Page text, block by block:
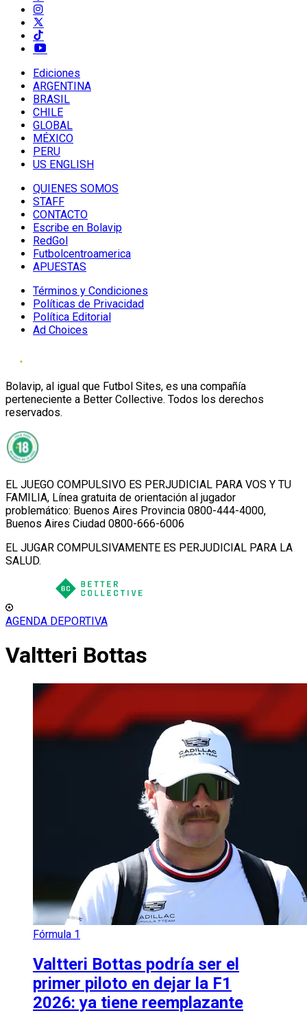
Ediciones
ARGENTINA
BRASIL
CHILE
GLOBAL
MÉXICO
PERU
US ENGLISH
QUIENES SOMOS
STAFF
CONTACTO
Escribe en Bolavip
RedGol
Futbolcentroamerica
APUESTAS
Términos y Condiciones
Políticas de Privacidad
Política Editorial
Ad Choices
Bolavip, al igual que Futbol Sites, es una compañía
perteneciente a Better Collective. Todos los derechos
reservados.
EL JUEGO COMPULSIVO ES PERJUDICIAL PARA VOS Y TU
FAMILIA, Línea gratuita de orientación al jugador
problemático: Buenos Aires Provincia 0800-444-4000,
Buenos Aires Ciudad 0800-666-6006
EL JUGAR COMPULSIVAMENTE ES PERJUDICIAL PARA LA
SALUD.
AGENDA DEPORTIVA
Valtteri Bottas
Fórmula 1
Valtteri Bottas podría ser el
primer piloto en dejar la F1
2026: ya tiene reemplazante